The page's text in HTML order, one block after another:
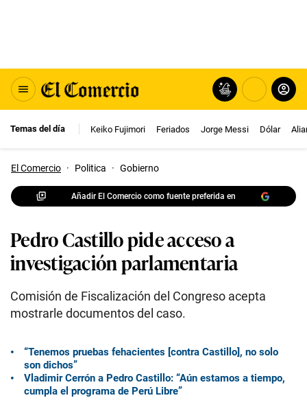
Temas del día Keiko Fujimori Feriados Jorge Messi Dólar
El Comercio · Politica · Gobierno
Añadir El Comercio como fuente preferida en
Pedro Castillo pide acceso a
investigación parlamentaria
Comisión de Fiscalización del Congreso acepta
mostrarle documentos del caso.
“Tenemos pruebas fehacientes [contra Castillo], no solo
son dichos”
Vladimir Cerrón a Pedro Castillo: “Aún estamos a tiempo,
cumpla el programa de Perú Libre”